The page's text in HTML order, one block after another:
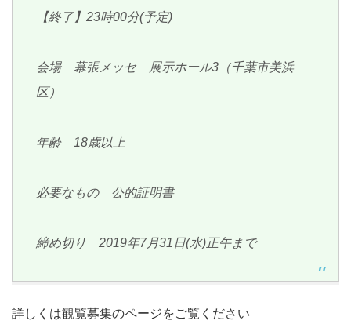
【終了】23時00分(予定)
会場 幕張メッセ 展示ホール3（千葉市美浜
区）
年齢 18歳以上
必要なもの 公的証明書
締め切り 2019年7月31日(水)正午まで
詳しくは観覧募集のページをご覧ください